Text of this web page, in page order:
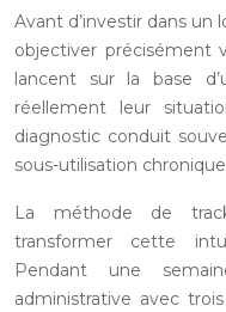
Avant d’investir dans un
objectiver précisément
lancent sur la base
réellement leur
diagnostic conduit
sous-utilisation
La méthode de
transformer cette
Pendant une
administrative avec